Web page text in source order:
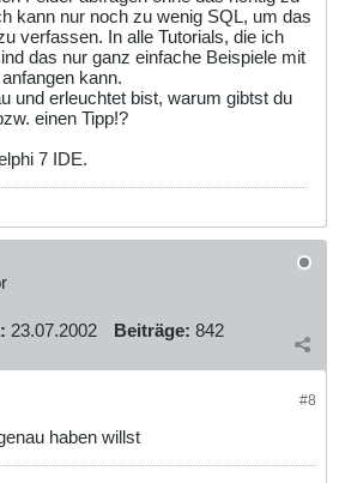
kann nur noch zu wenig SQL, um das
verfassen. In alle Tutorials, die ich
das nur ganz einfache Beispiele mit
kann.
und erleuchtet bist, warum gibtst du
einen Tipp!?
7 IDE.
23.07.2002 Beiträge: 842
#8
haben willst